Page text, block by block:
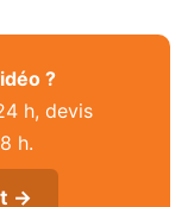
?
h, devis
h.
→